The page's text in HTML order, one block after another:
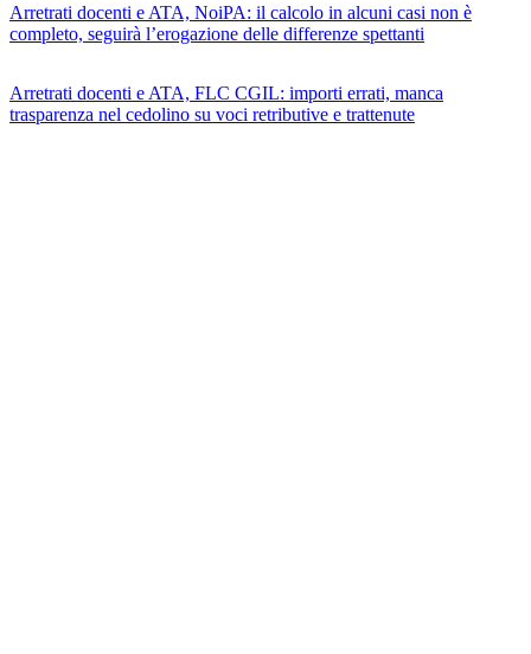
Arretrati docenti e ATA, NoiPA: il calcolo in alcuni casi non è
completo, seguirà l’erogazione delle differenze spettanti
Arretrati docenti e ATA, FLC CGIL: importi errati, manca
trasparenza nel cedolino su voci retributive e trattenute